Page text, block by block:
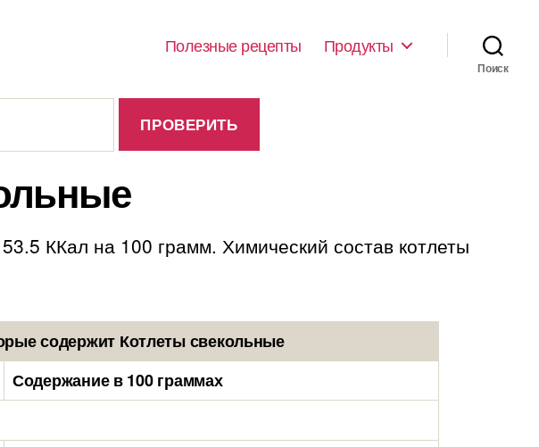
Полезные рецепты Продукты
Поиск
ККал на 100 грамм. Химический состав котлеты
содержит Котлеты свекольные
Содержание в 100 граммах